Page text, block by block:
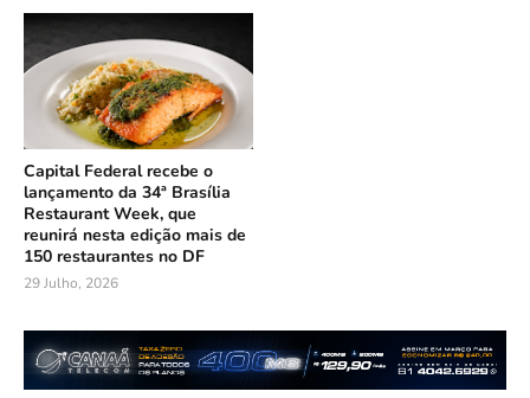
Capital Federal recebe o
lançamento da 34ª Brasília
Restaurant Week, que
reunirá nesta edição mais de
150 restaurantes no DF
29 Julho, 2026